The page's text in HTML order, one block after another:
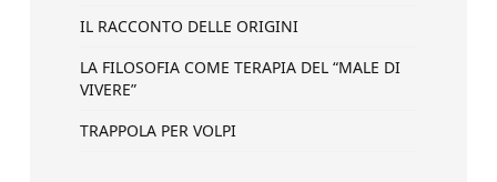
IL RACCONTO DELLE ORIGINI
LA FILOSOFIA COME TERAPIA DEL “MALE DI
VIVERE”
TRAPPOLA PER VOLPI